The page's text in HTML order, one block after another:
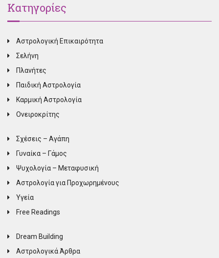
Κατηγορίες
Αστρολογική Επικαιρότητα
Σελήνη
Πλανήτες
Παιδική Αστρολογία
Καρμική Αστρολογία
Ονειροκρίτης
Σχέσεις – Αγάπη
Γυναίκα – Γάμος
Ψυχολογία – Μεταφυσική
Αστρολογία για Προχωρημένους
Υγεία
Free Readings
Dream Building
Αστρολογικά Άρθρα